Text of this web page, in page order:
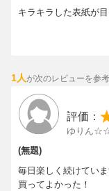
キラキラした表紙が
1人が次のレビューを参
評価：
ゆりん
(無題)
毎日楽しく続けていま
買ってよかった！